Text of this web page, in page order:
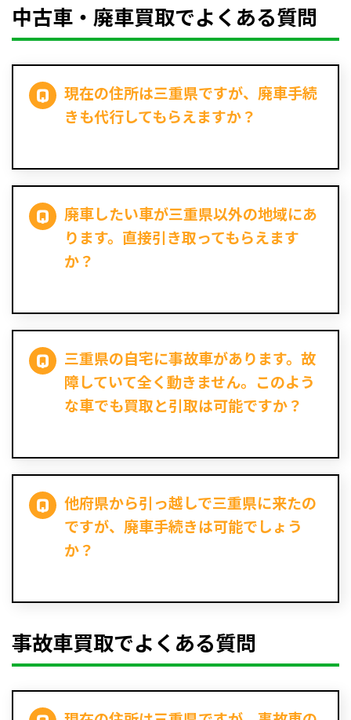
中古車・廃車買取でよくある質問
現在の住所は三重県ですが、廃車手続
きも代行してもらえますか？
廃車したい車が三重県以外の地域にあ
ります。直接引き取ってもらえます
か？
三重県の自宅に事故車があります。故
障していて全く動きません。このよう
な車でも買取と引取は可能ですか？
他府県から引っ越しで三重県に来たの
ですが、廃車手続きは可能でしょう
か？
事故車買取でよくある質問